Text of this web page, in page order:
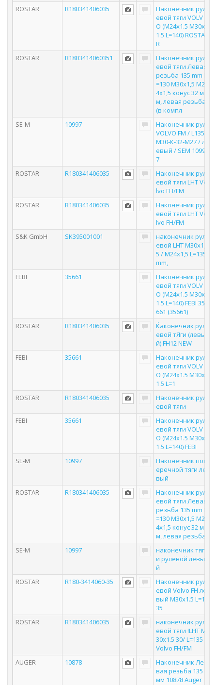
ROSTAR
R180341406035
Наконечник рул
евой тяги VOLV
O (M24x1.5 M30x
1.5 L=140) ROSTA
R
ROSTAR
R1803414060351
Наконечник рул
евой тяги Левая
резьба 135 mm L
=130 M30x1,5 M2
4x1,5 конус 32 м
м, левая резьба
(в компл
SE-M
10997
Наконечник рул
VOLVO FM / L135-
М30-К-32-М27 / л
евый / SEM 1099
7
ROSTAR
R180341406035
Наконечник рул
евой тяги LHT Vo
lvo FH/FM
ROSTAR
R180341406035
Наконечник рул
евой тяги LHT Vo
lvo FH/FM
S&K GmbH
SK395001001
наконечник рул
евой LHT М30х1,
5 / M24x1,5 L=135
mm,
FEBI
35661
Наконечник рул
евой тяги VOLV
O (M24x1.5 M30x
1.5 L=140) FEBI 35
661 (35661)
ROSTAR
R180341406035
Ќаконечник рул
евой тЯги (левы
й) FH12 NEW
FEBI
35661
Наконечник рул
евой тяги VOLV
O (M24x1.5 M30x
1.5 L=1
ROSTAR
R180341406035
Наконечник рул
евой тяги
FEBI
35661
Наконечник рул
евой тяги VOLV
O (M24x1.5 M30x
1.5 L=140) FEBI
SE-M
10997
Наконечник поп
еречной тяги ле
вый
ROSTAR
R180341406035
Наконечник рул
евой тяги Левая
резьба 135 mm L
=130 M30x1,5 M2
4x1,5 конус 32 м
м, левая резьба
SE-M
10997
наконечник тяг
и рулевой левы
й
ROSTAR
R180-3414060-35
Наконечник рул
евой Volvo FH ле
вый M30x1.5 L=1
35
ROSTAR
R180341406035
наконечник рул
евой тяги !LHT M
30x1.5 30/ L=135 /
Volvo FH/FM
AUGER
10878
Наконечник Ле
вая резьба 135
мм 10878 Auger